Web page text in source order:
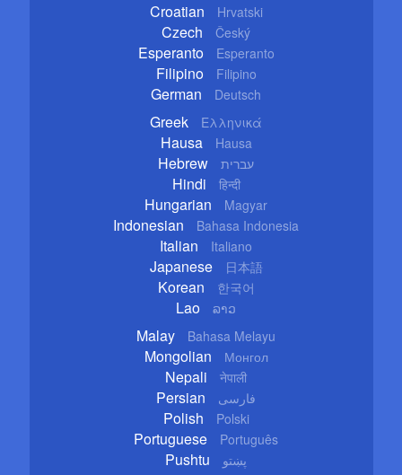
Croatian Hrvatski
Czech Český
Esperanto Esperanto
Filipino Filipino
German Deutsch
Greek Ελληνικά
Hausa Hausa
Hebrew עברית
Hindi हिन्दी
Hungarian Magyar
Indonesian Bahasa Indonesia
Italian Italiano
Japanese 日本語
Korean 한국어
Lao ລາວ
Malay Bahasa Melayu
Mongolian Монгол
Nepali नेपाली
Persian فارسی
Polish Polski
Portuguese Português
Pushtu پښتو